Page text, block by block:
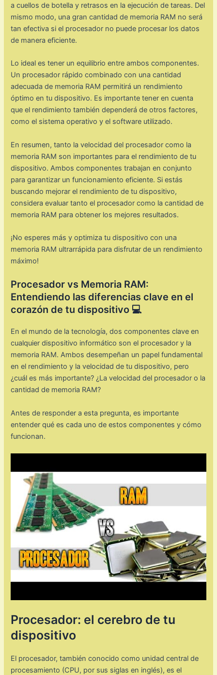
a cuellos de botella y retrasos en la ejecución de tareas. Del
mismo modo, una gran cantidad de memoria RAM no será
tan efectiva si el procesador no puede procesar los datos
de manera eficiente.
Lo ideal es tener un equilibrio entre ambos componentes.
Un procesador rápido combinado con una cantidad
adecuada de memoria RAM permitirá un rendimiento
óptimo en tu dispositivo. Es importante tener en cuenta
que el rendimiento también dependerá de otros factores,
como el sistema operativo y el software utilizado.
En resumen, tanto la velocidad del procesador como la
memoria RAM son importantes para el rendimiento de tu
dispositivo. Ambos componentes trabajan en conjunto
para garantizar un funcionamiento eficiente. Si estás
buscando mejorar el rendimiento de tu dispositivo,
considera evaluar tanto el procesador como la cantidad de
memoria RAM para obtener los mejores resultados.
¡No esperes más y optimiza tu dispositivo con una
memoria RAM ultrarrápida para disfrutar de un rendimiento
máximo!
Procesador vs Memoria RAM:
Entendiendo las diferencias clave en el
corazón de tu dispositivo 💻
En el mundo de la tecnología, dos componentes clave en
cualquier dispositivo informático son el procesador y la
memoria RAM. Ambos desempeñan un papel fundamental
en el rendimiento y la velocidad de tu dispositivo, pero
¿cuál es más importante? ¿La velocidad del procesador o la
cantidad de memoria RAM?
Antes de responder a esta pregunta, es importante
entender qué es cada uno de estos componentes y cómo
funcionan.
Procesador: el cerebro de tu
dispositivo
El procesador, también conocido como unidad central de
procesamiento (CPU, por sus siglas en inglés), es el